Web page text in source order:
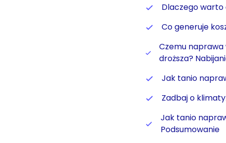
Dlaczego
Co generuje
Czemu naprawa
droższa?
Jak tanio
Zadbaj o
Jak tanio
Podsumowanie